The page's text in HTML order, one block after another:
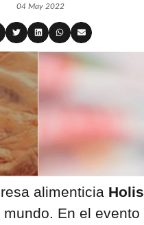
04 May 2022
alimenticia Holis
En el evento